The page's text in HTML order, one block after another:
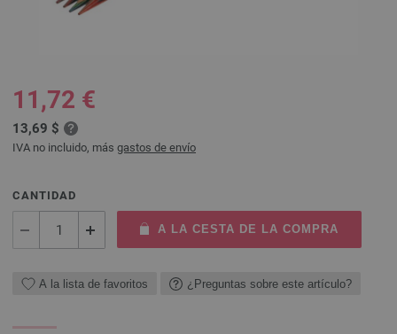
11,72 €
13,69 $
IVA no incluido, más gastos de envío
CANTIDAD
A LA CESTA DE LA COMPRA
A la lista de favoritos ¿Preguntas sobre este artículo?